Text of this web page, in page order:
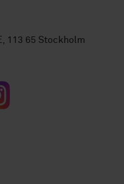
113 65 Stockholm